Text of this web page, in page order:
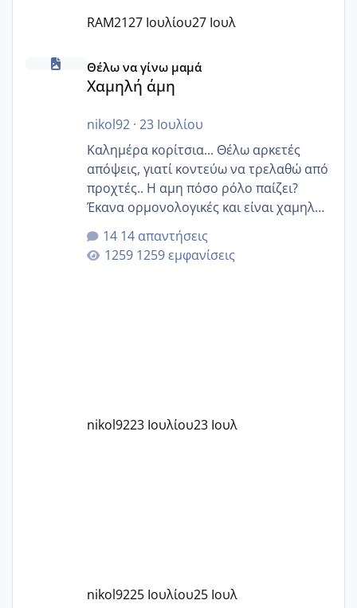
RAM2127 Ιουλίου27 Ιουλ
Χαμηλή άμη
Θέλω να γίνω μαμά
Χαμηλή άμη
nikol92· 23 Ιουλίου
Καλημέρα κορίτσια... Θέλω αρκετές
απόψεις, γιατί κοντεύω να τρελαθώ από
προχτές.. Η αμη πόσο ρόλο παίζει?
Έκανα ορμονολογικές και είναι χαμηλή
για την ηλικία μου.. Είχα ήδη μια
εγκυμοσύνη, που έπρεπε να τερματιστεί
στην 27η εβδομάδα και προσπαθώ 7
14 απαντήσεις
1259 εμφανίσεις
nikol9223 Ιουλίου23 Ιουλ
nikol9225 Ιουλίου25 Ιουλ